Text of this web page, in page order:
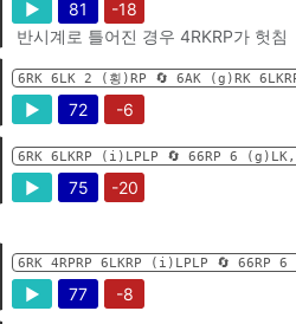
▶ 81
-18
반시계로 틀어진 경우 4RKRP가 헛침
6RK 6LK 2 (횡)RP 🔄️ 6AK (g)RK
▶ 72 -6
6RK 6LKRP (i)LPLP 🔄️ 66RP 6
▶ 75 -20
6RK 4RPRP 6LKRP (i)LPLP 🔄️ 66RP 6
▶ 77 -8